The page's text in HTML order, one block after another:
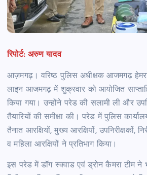
रिपोर्ट: अरुण यादव
आज़मगढ़। वरिष्ठ पुलिस अधीक्षक आजमगढ़
लाइन आजमगढ़ में शुक्रवार को आयोजित
किया गया। उन्होंने परेड की सलामी ली और
तैयारियों की समीक्षा की। परेड में पुलिस
तैनात आरक्षियों, मुख्य आरक्षियों, उपनिरीक्षकों,
व महिला आरक्षियों ने प्रतिभाग किया।
इस परेड में डॉग स्क्वाड एवं ड्रोन कैमरा टीम ने